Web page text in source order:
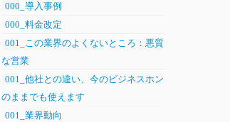
000_導入事例
000_料金改定
001_この業界のよくないところ：悪質
な営業
001_他社との違い、今のビジネスホン
のままでも使えます
001_業界動向